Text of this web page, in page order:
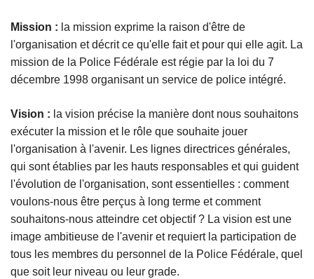
Mission : la mission exprime la raison d'être de
l'organisation et décrit ce qu'elle fait et pour qui elle agit. La
mission de la Police Fédérale est régie par la loi du 7
décembre 1998 organisant un service de police intégré.
Vision : la vision précise la manière dont nous souhaitons
exécuter la mission et le rôle que souhaite jouer
l'organisation à l'avenir. Les lignes directrices générales,
qui sont établies par les hauts responsables et qui guident
l'évolution de l'organisation, sont essentielles : comment
voulons-nous être perçus à long terme et comment
souhaitons-nous atteindre cet objectif ? La vision est une
image ambitieuse de l'avenir et requiert la participation de
tous les membres du personnel de la Police Fédérale, quel
que soit leur niveau ou leur grade.